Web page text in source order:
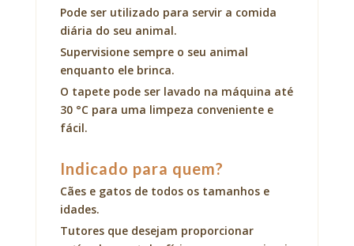
Pode ser utilizado para servir a comida
diária do seu animal.
Supervisione sempre o seu animal
enquanto ele brinca.
O tapete pode ser lavado na máquina até
30 °C para uma limpeza conveniente e
fácil.
Indicado para quem?
Cães e gatos de todos os tamanhos e
idades.
Tutores que desejam proporcionar